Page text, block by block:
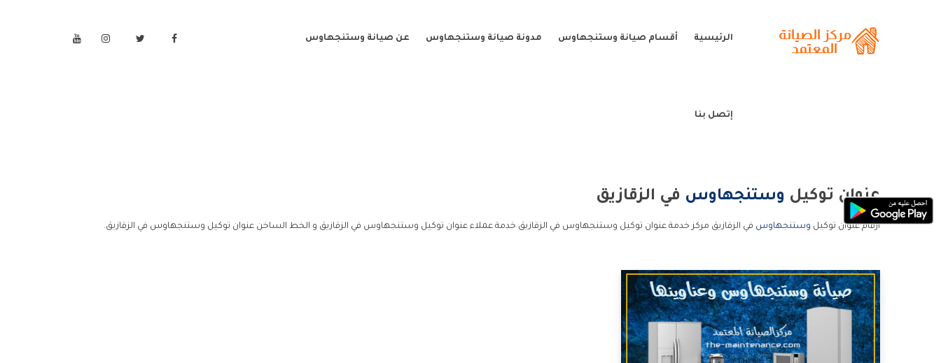
الرئيسية أقسام صيانة وستنجهاوس مدونة صيانة وستنجهاوس عن صيانة وستنجهاوس
إتصل بنا
عنوان توكيل وستنجهاوس في الزقازيق
ارقام عنوان توكيل وستنجهاوس في الزقازيق مركز خدمة عنوان توكيل وستنجهاوس في الزقازيق خدمة عملاء عنوان توكيل وستنجهاوس في الزقازيق و الخط الساخن عنوان توكيل وستنجهاوس في الزقازيق.